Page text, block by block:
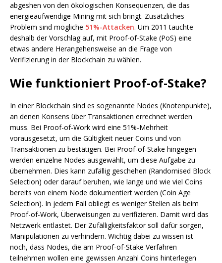
abgeshen von den ökologischen Konsequenzen, die das
energieaufwendige Mining mit sich bringt. Zusätzliches
Problem sind mögliche 51%-Attacken. Um 2011 tauchte
deshalb der Vorschlag auf, mit Proof-of-Stake (PoS) eine
etwas andere Herangehensweise an die Frage von
Verifizierung in der Blockchain zu wählen.
Wie funktioniert Proof-of-Stake?
In einer Blockchain sind es sogenannte Nodes (Knotenpunkte),
an denen Konsens über Transaktionen errechnet werden
muss. Bei Proof-of-Work wird eine 51%-Mehrheit
vorausgesetzt, um die Gültigkeit neuer Coins und von
Transaktionen zu bestätigen. Bei Proof-of-Stake hingegen
werden einzelne Nodes ausgewählt, um diese Aufgabe zu
übernehmen. Dies kann zufällig geschehen (Randomised Block
Selection) oder darauf beruhen, wie lange und wie viel Coins
bereits von einem Node dokumentiert werden (Coin Age
Selection). In jedem Fall obliegt es weniger Stellen als beim
Proof-of-Work, Überweisungen zu verifizieren. Damit wird das
Netzwerk entlastet. Der Zufälligkeitsfaktor soll dafür sorgen,
Manipulationen zu verhindern. Wichtig dabei zu wissen ist
noch, dass Nodes, die am Proof-of-Stake Verfahren
teilnehmen wollen eine gewissen Anzahl Coins hinterlegen